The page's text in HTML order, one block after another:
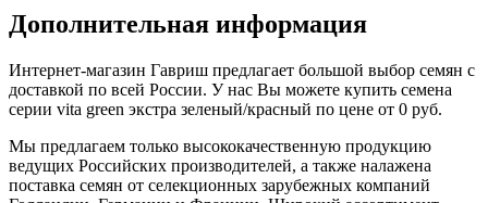
Дополнительная информация
Интернет-магазин Гавриш предлагает большой выбор семян с
доставкой по всей России. У нас Вы можете купить семена
серии vita green экстра зеленый/красный по цене от 0 руб.
Мы предлагаем только высококачественную продукцию
ведущих Российских производителей, а также налажена
поставка семян от селекционных зарубежных компаний